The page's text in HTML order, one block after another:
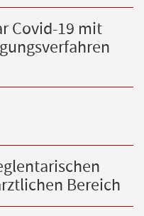
Covid-19 mit
Bereich